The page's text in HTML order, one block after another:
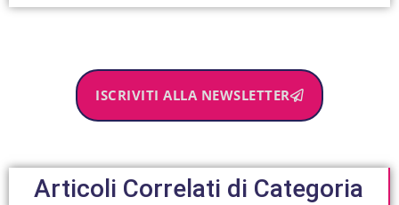
ISCRIVITI ALLA NEWSLETTER
Articoli Correlati di Categoria